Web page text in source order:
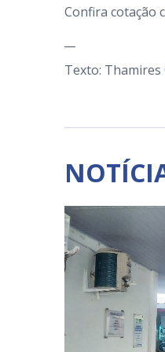
Confira cotação
Texto: Thamires